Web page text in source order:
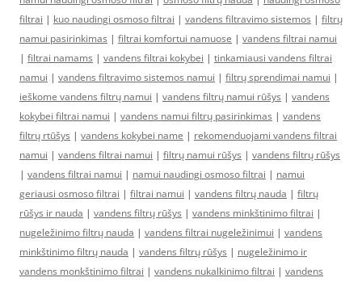
filtrai | kuo naudingi osmoso filtrai | vandens filtravimo sistemos | filtrų
namui pasirinkimas | filtrai komfortui namuose | vandens filtrai namui
| filtrai namams | vandens filtrai kokybei | tinkamiausi vandens filtrai
namui | vandens filtravimo sistemos namui | filtrų sprendimai namui |
ieškome vandens filtrų namui | vandens filtrų namui rūšys | vandens
kokybei filtrai namui | vandens namui filtrų pasirinkimas | vandens
filtrų rtūšys | vandens kokybei name | rekomenduojami vandens filtrai
namui | vandens filtrai namui | filtrų namui rūšys | vandens filtrų rūšys
| vandens filtrai namui | namui naudingi osmoso filtrai | namui
geriausi osmoso filtrai | filtrai namui | vandens filtrų nauda | filtrų
rūšys ir nauda | vandens filtrų rūšys | vandens minkštinimo filtrai |
nugeležinimo filtrų nauda | vandens filtrai nugeležinimui | vandens
minkštinimo filtrų nauda | vandens filtrų rūšys | nugeležinimo ir
vandens monkštinimo filtrai | vandens nukalkinimo filtrai | vandens